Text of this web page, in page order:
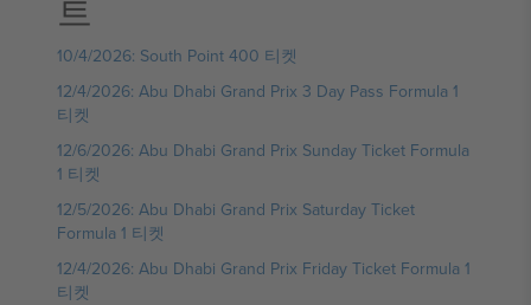
트
10/4/2026: South Point 400 티켓
12/4/2026: Abu Dhabi Grand Prix 3 Day Pass Formula 1
티켓
12/6/2026: Abu Dhabi Grand Prix Sunday Ticket Formula
1 티켓
12/5/2026: Abu Dhabi Grand Prix Saturday Ticket
Formula 1 티켓
12/4/2026: Abu Dhabi Grand Prix Friday Ticket Formula 1
티켓